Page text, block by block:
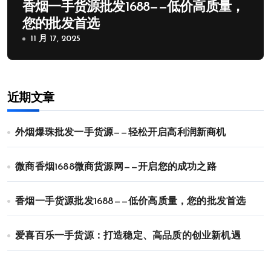
香烟一手货源批发1688——低价高质量，
您的批发首选
11 月 17, 2025
近期文章
外烟爆珠批发一手货源——轻松开启高利润新商机
微商香烟1688微商货源网——开启您的成功之路
香烟一手货源批发1688——低价高质量，您的批发首选
爱喜百乐一手货源：打造稳定、高品质的创业新机遇